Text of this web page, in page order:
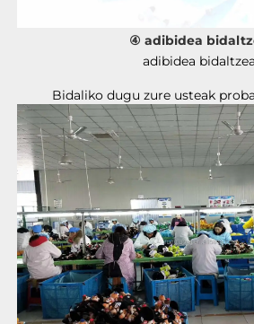
④ adibidea
adibidea bidaltzea
Bidaliko dugu zure usteak